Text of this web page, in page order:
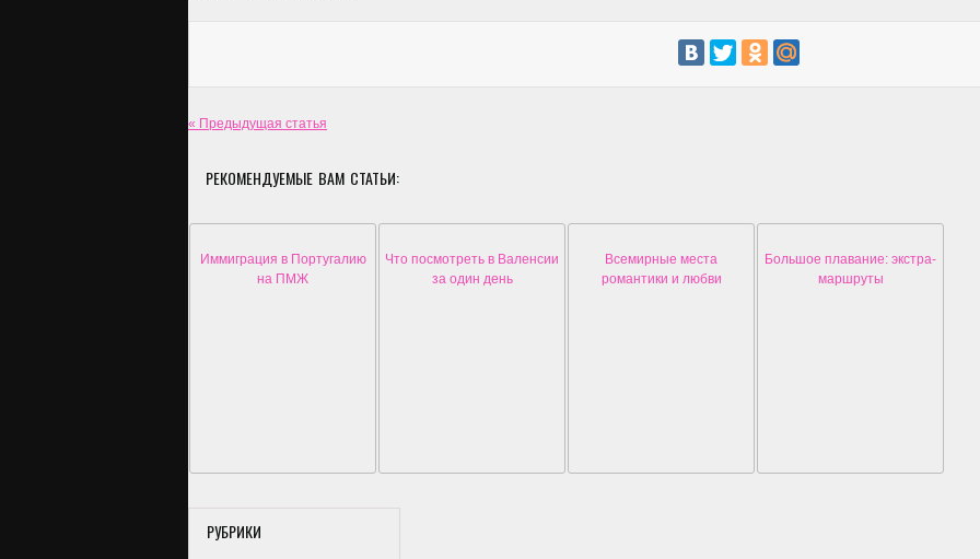
« Предыдущая статья
РЕКОМЕНДУЕМЫЕ ВАМ СТАТЬИ:
Иммиграция в Португалию
на ПМЖ
Что посмотреть в Валенсии
за один день
Всемирные места
романтики и любви
Большое плавание: экстра-
маршруты
РУБРИКИ